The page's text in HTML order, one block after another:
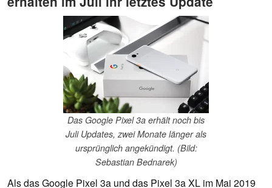
Das Google Pixel 3a erhält noch bis
Juli Updates, zwei Monate länger als
ursprünglich angekündigt. (Bild:
Sebastian Bednarek)
Als das Google Pixel 3a und das Pixel 3a XL im Mai 2019